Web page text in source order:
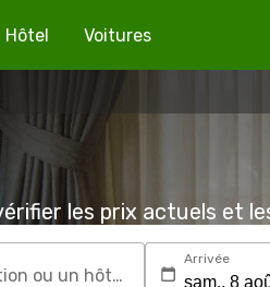
Hôtel Voitures
les prix actuels et
Recherchez une destination ou un hôtel
Arrivée